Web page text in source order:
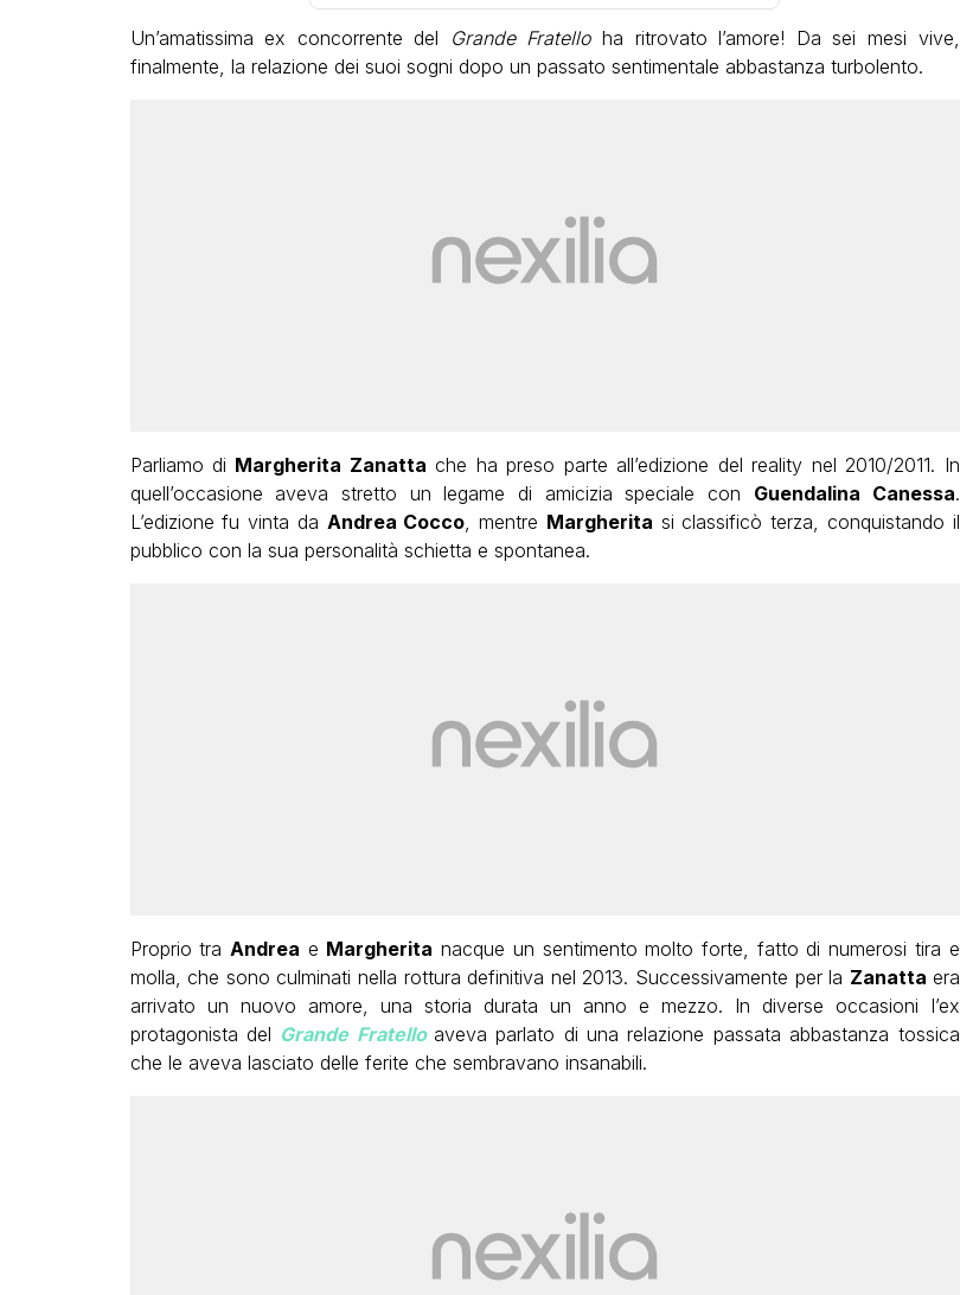
Un’amatissima ex concorrente del Grande Fratelloha ritrovato l’amore! Da sei mesi vive,
finalmente, la relazione dei suoi sogni dopo un passato sentimentale abbastanza turbolento.
Parliamo di Margherita Zanatta che ha preso parte all’edizione del reality nel 2010/2011. In
quell’occasione aveva stretto un legame di amicizia speciale con Guendalina Canessa.
L’edizione fu vinta da Andrea Cocco, mentre Margherita si classificò terza, conquistando il
pubblico con la sua personalità schietta e spontanea.
Proprio tra Andrea e Margherita nacque un sentimento molto forte, fatto di numerosi tira e
molla, che sono culminati nella rottura definitiva nel 2013. Successivamente per la Zanatta era
arrivato un nuovo amore, una storia durata un anno e mezzo. In diverse occasioni l’ex
protagonista del Grande Fratello aveva parlato di una relazione passata abbastanza tossica
che le aveva lasciato delle ferite che sembravano insanabili.